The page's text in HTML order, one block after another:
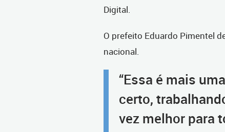
Digital.
O prefeito Eduardo Pimentel
nacional.
“Essa é mais
certo,
vez melhor para